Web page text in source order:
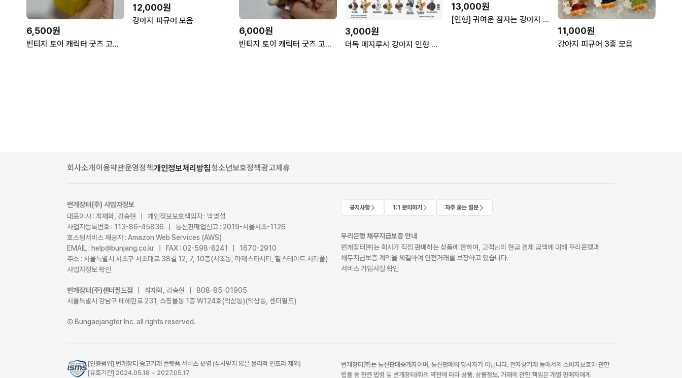
6,500원
빈티지 토이 캐릭터 굿즈 고전 만화 인형 맥도날드 해피밀 더 도그 강아지 개봉
12,000원
강아지 피규어 모음
6,000원
빈티지 토이 캐릭터 굿즈 고전 만화 인형 맥도날드 해피밀 더 도그 강아지 중고
3,000원
더독 메지루시 강아지 인형 키링 the dog 고전
13,000원
[인형] 귀여운 잠자는 강아지 인형 2종 세트
11,000원
강아지 피규어 3종 모음
회사소개이용약관운영정책개인정보처리방침청소년보호정책광고제휴
번개장터(주) 사업자정보
대표이사 : 최재화, 강승현 | 개인정보보호책임자 : 박병성
사업자등록번호 : 113-86-45836 | 통신판매업신고 : 2019-서울서초-1126
호스팅서비스 제공자 : Amazon Web Services (AWS)
EMAIL : help@bunjang.co.kr | FAX : 02-598-8241 | 1670-2910
주소 : 서울특별시 서초구 서초대로 38길 12, 7, 10층(서초동, 마제스타시티, 힐스테이트 서리풀)
사업자정보 확인
번개장터(주)센터필드점
| 최재화, 강승현 | 808-85-01905
서울특별시 강남구 테헤란로 231, 쇼핑몰동 1층 W124호(역삼동)(역삼동, 센터필드)
Ⓒ Bungaejangter Inc. all rights reserved.
공지사항 1:1 문의하기 자주 묻는 질문
우리은행 채무지급보증 안내
번개장터㈜는 회사가 직접 판매하는 상품에 한하여, 고객님의 현금 결제 금액에 대해 우리은행과
채무지급보증 계약을 체결하여 안전거래를 보장하고 있습니다.
서비스 가입사실 확인
[인증범위] 번개장터 중고거래 플랫폼 서비스 운영 (심사받지 않은 물리적 인프라 제외)
[유효기간] 2024.05.18 ~ 2027.05.17
번개장터㈜는 통신판매중개자이며, 통신판매의 당사자가 아닙니다. 전자상거래 등에서의 소비자보호에 관한
법률 등 관련 법령 및 번개장터㈜의 약관에 따라 상품, 상품정보, 거래에 관한 책임은 개별 판매자에게